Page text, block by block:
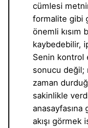
cümlesi
formalite gibi
önemli kısım
kaybedebilir,
Senin kontrol
sonucu değil;
zaman
sakinlikle
akışı görmek